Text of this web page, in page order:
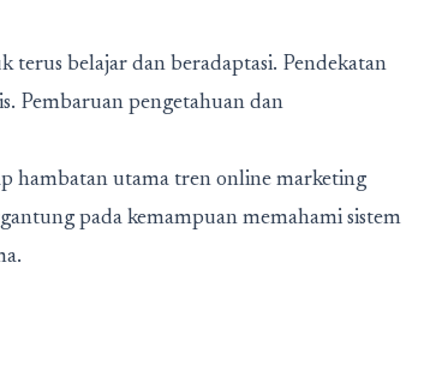
belajar dan beradaptasi. Pendekatan
Pembaruan pengetahuan dan
hambatan utama tren online marketing
pada kemampuan memahami sistem